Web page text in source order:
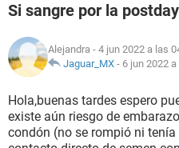
FAMILIA
NUTRICIÓN
BIENESTAR
SEXUALIDAD
Si sangre por la
Alejandra - 4 jun 2022 a las
Jaguar_MX - 6 jun 2022
Hola,buenas tardes espero
existe aún riesgo de
condón (no se rompió ni